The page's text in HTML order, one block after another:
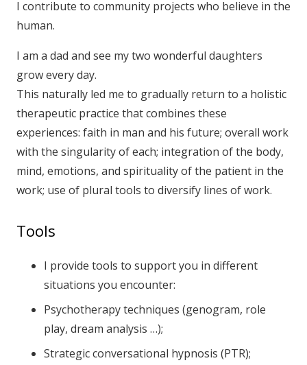
I contribute to community projects who believe in the
human.
I am a dad and see my two wonderful daughters
grow every day.
This naturally led me to gradually return to a holistic
therapeutic practice that combines these
experiences: faith in man and his future; overall work
with the singularity of each; integration of the body,
mind, emotions, and spirituality of the patient in the
work; use of plural tools to diversify lines of work.
Tools
I provide tools to support you in different
situations you encounter:
Psychotherapy techniques (genogram, role
play, dream analysis …);
Strategic conversational hypnosis (PTR);